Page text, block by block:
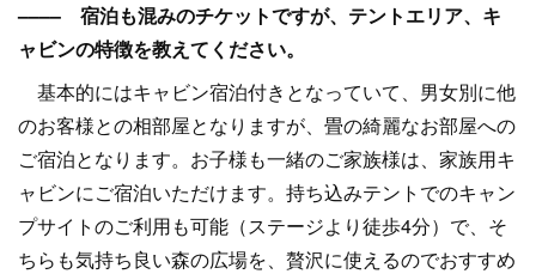
–––– 宿泊も混みのチケットですが、テントエリア、キ
ャビンの特徴を教えてください。
基本的にはキャビン宿泊付きとなっていて、男女別に他
のお客様との相部屋となりますが、畳の綺麗なお部屋への
ご宿泊となります。お子様も一緒のご家族様は、家族用キ
ャビンにご宿泊いただけます。持ち込みテントでのキャン
プサイトのご利用も可能（ステージより徒歩4分）で、そ
ちらも気持ち良い森の広場を、贅沢に使えるのでおすすめ